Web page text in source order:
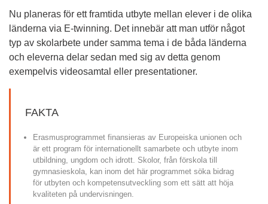
Nu planeras för ett framtida utbyte mellan elever i de olika
länderna via E-twinning. Det innebär att man utför något
typ av skolarbete under samma tema i de båda länderna
och eleverna delar sedan med sig av detta genom
exempelvis videosamtal eller presentationer.
FAKTA
Erasmusprogrammet finansieras av Europeiska unionen och
är ett program för internationellt samarbete och utbyte inom
utbildning, ungdom och idrott. Skolor, från förskola till
gymnasieskola, kan inom det här programmet söka bidrag
för utbyten och kompetensutveckling som ett sätt att höja
kvaliteten på undervisningen.